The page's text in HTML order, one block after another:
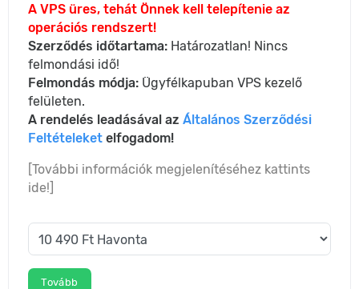
A VPS üres, tehát Önnek kell telepítenie az
operációs rendszert!
Szerződés időtartama: Határozatlan! Nincs
felmondási idő!
Felmondás módja: Ügyfélkapuban VPS kezelő
felületen.
A rendelés leadásával azÁltalános Szerződési
Feltételeket elfogadom!
[További információk megjelenítéséhez kattints
ide!]
Tovább